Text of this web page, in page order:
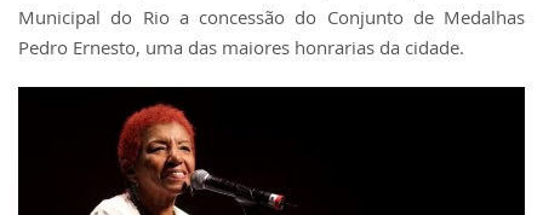
Municipal do Rio a concessão do Conjunto de Medalhas
Pedro Ernesto, uma das maiores honrarias da cidade.